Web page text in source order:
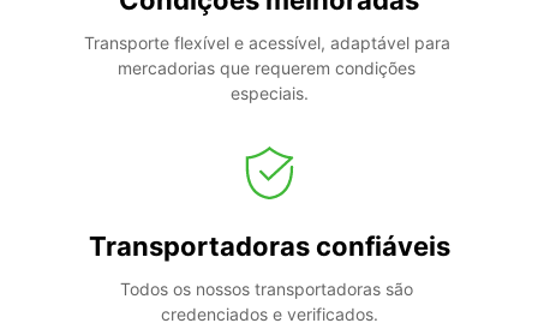
Transporte flexível e acessível, adaptável para
mercadorias que requerem condições
especiais.
Transportadoras confiáveis
Todos os nossos transportadoras são
credenciados e verificados.